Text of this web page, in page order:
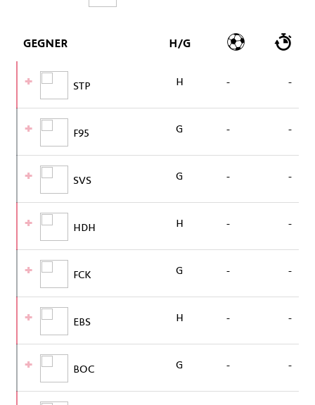
GEGNER H/G
STP H - -
F95 G - -
SVS G - -
HDH H - -
FCK G - -
EBS H - -
BOC G - -